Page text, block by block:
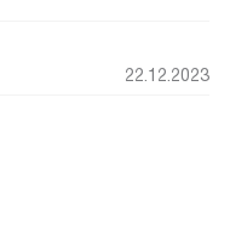
22.12.2023